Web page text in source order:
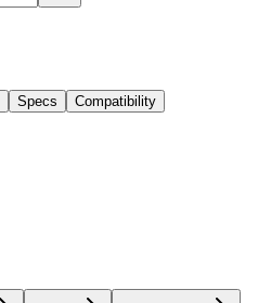
Specs Compatibility